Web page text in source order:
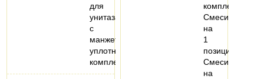
для
унитаза
с
манжетным
уплотнениеммонтажный
комплект…
комплекта
Смеситель
на
1
позицию
Смеситель
на